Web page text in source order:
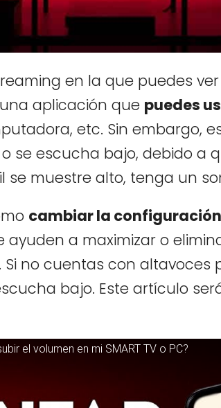
en la que puedes
aplicación que puedes
etc. Sin embargo,
se escucha bajo, debido a
se muestre alto, tenga un
cambiar la
a maximizar o
no cuentas con
bajo. Este artículo
el volumen en mi SMART TV o PC?